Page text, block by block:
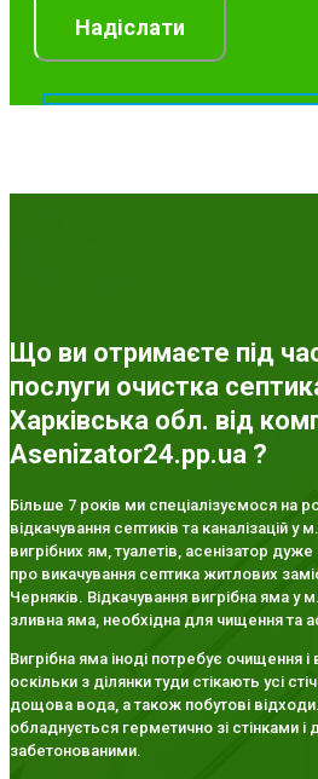
Що ви отримаєте під
послуги очистка
Харківська обл. від
Asenizator24.pp.ua ?
Більше 7 років ми спеціалізуємося на
відкачування септиків та каналізацій у
вигрібних ям, туалетів, асенізатор
про викачування септика житлових
Черняків. Відкачування вигрібна яма у
зливна яма, необхідна для чищення та
Вигрібна яма іноді потребує очищення і
оскільки з ділянки туди стікають усі
дощова вода, а також побутові
обладнується герметично зі стінками
забетонованими.